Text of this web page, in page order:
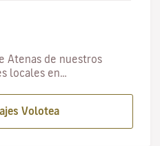
Atenas de nuestros
locales en…
Volotea